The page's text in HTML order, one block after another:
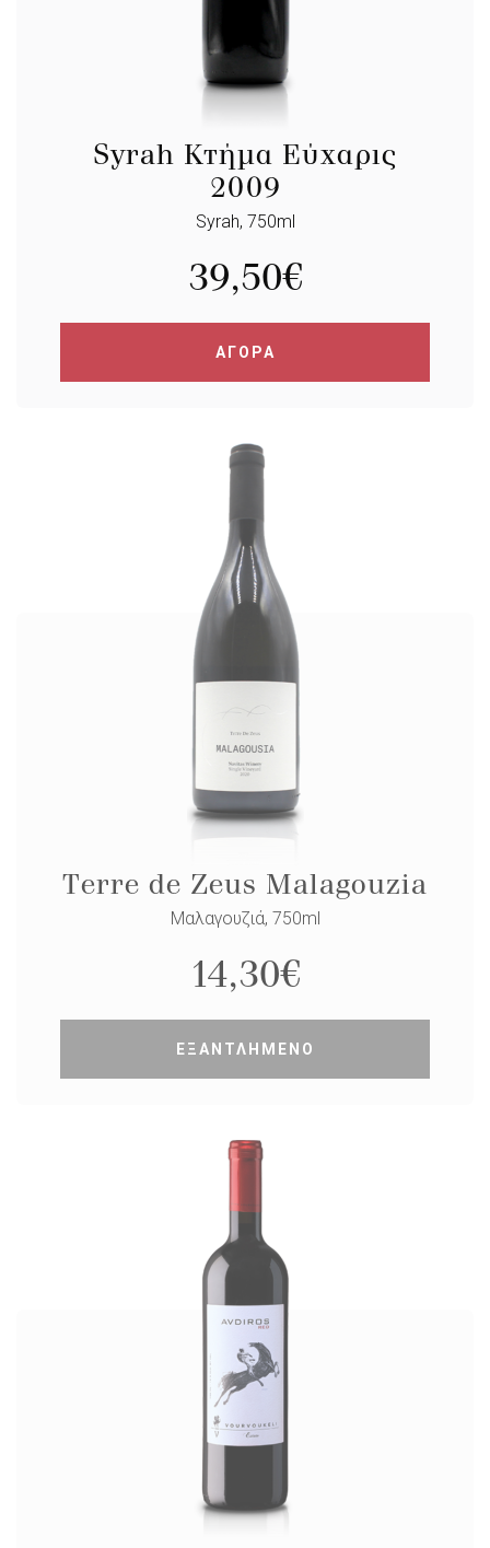
Syrah Κτήμα Εύχαρις
2009
Syrah, 750ml
39,50€
ΑΓΟΡΑ
Terre de Zeus Malagouzia
Μαλαγουζιά, 750ml
14,30€
ΕΞΑΝΤΛΗΜΕΝΟ